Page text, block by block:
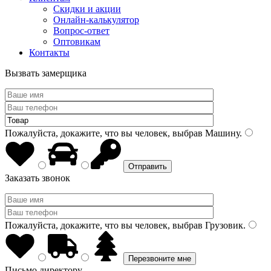
Скидки и акции
Онлайн-калькулятор
Вопрос-ответ
Оптовикам
Контакты
Вызвать замерщика
Пожалуйста, докажите, что вы человек, выбрав Машину.
Заказать звонок
Пожалуйста, докажите, что вы человек, выбрав Грузовик.